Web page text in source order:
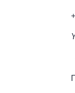
+